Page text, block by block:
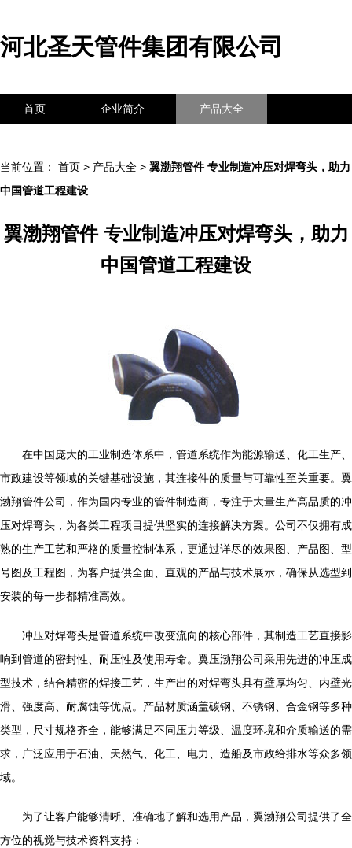
河北圣天管件集团有限公司
首页 企业简介 产品大全
当前位置： 首页 > 产品大全 > 翼渤翔管件 专业制造冲压对焊弯头，助力
中国管道工程建设
翼渤翔管件 专业制造冲压对焊弯头，助力
中国管道工程建设
在中国庞大的工业制造体系中，管道系统作为能源输送、化工生产、
市政建设等领域的关键基础设施，其连接件的质量与可靠性至关重要。翼
渤翔管件公司，作为国内专业的管件制造商，专注于大量生产高品质的冲
压对焊弯头，为各类工程项目提供坚实的连接解决方案。公司不仅拥有成
熟的生产工艺和严格的质量控制体系，更通过详尽的效果图、产品图、型
号图及工程图，为客户提供全面、直观的产品与技术展示，确保从选型到
安装的每一步都精准高效。
冲压对焊弯头是管道系统中改变流向的核心部件，其制造工艺直接影
响到管道的密封性、耐压性及使用寿命。翼压渤翔公司采用先进的冲压成
型技术，结合精密的焊接工艺，生产出的对焊弯头具有壁厚均匀、内壁光
滑、强度高、耐腐蚀等优点。产品材质涵盖碳钢、不锈钢、合金钢等多种
类型，尺寸规格齐全，能够满足不同压力等级、温度环境和介质输送的需
求，广泛应用于石油、天然气、化工、电力、造船及市政给排水等众多领
域。
为了让客户能够清晰、准确地了解和选用产品，翼渤翔公司提供了全
方位的视觉与技术资料支持：